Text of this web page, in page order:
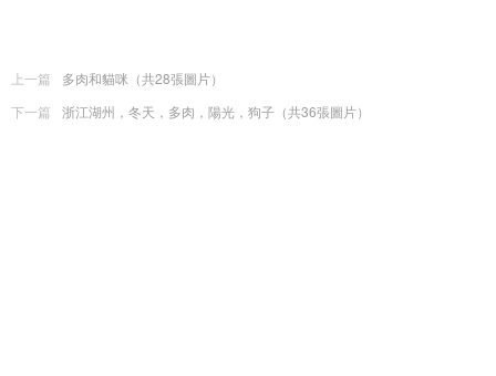
上一篇
多肉和貓咪（共28張圖片）
下一篇
浙江湖州，冬天，多肉，陽光，狗子（共36張圖片）